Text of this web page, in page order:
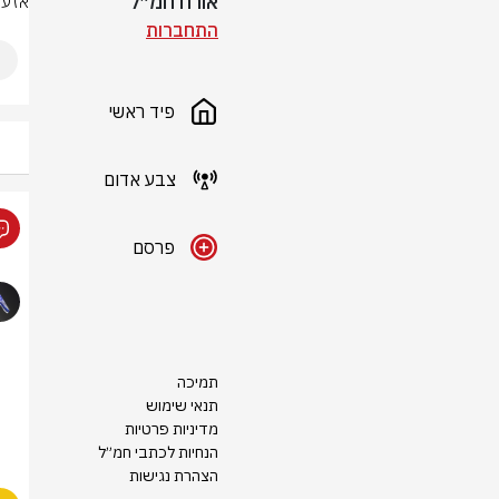
התחברות
פיד ראשי
צבע אדום
פרסם
תמיכה
תנאי שימוש
מדיניות פרטיות
הנחיות לכתבי חמ״ל
הצהרת נגישות